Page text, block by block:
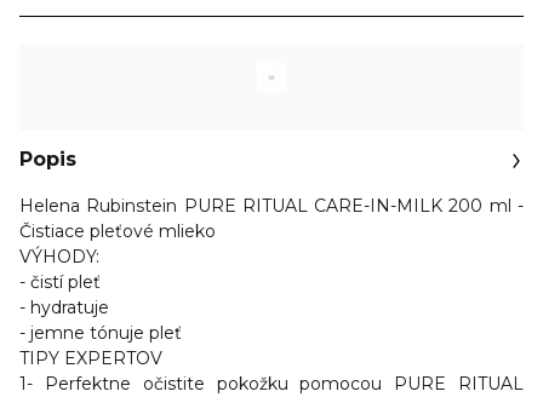
Popis
Helena Rubinstein PURE RITUAL CARE-IN-MILK 200 ml -
Čistiace pleťové mlieko
VÝHODY:
- čistí pleť
- hydratuje
- jemne tónuje pleť
TIPY EXPERTOV
1- Perfektne očistite pokožku pomocou PURE RITUAL